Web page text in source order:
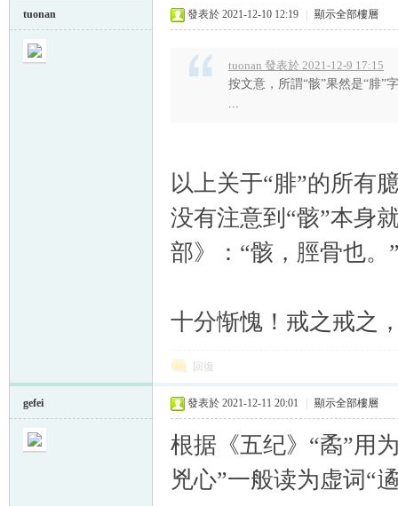
tuonan 發表於 2021-12-10 12:19 顯示全部樓層
tuonan 發表於 2021-12-9 17:15
按文意，所謂“骸”果然是“腓”
...
以上关于“腓”的所有
没有注意到“骸”本身
部》：“骸，脛骨也。
十分惭愧！戒之戒之
回復
gefei 發表於 2021-12-11 20:01 顯示全部樓層
根据《五纪》“矞”用
兇心”一般读为虚词“